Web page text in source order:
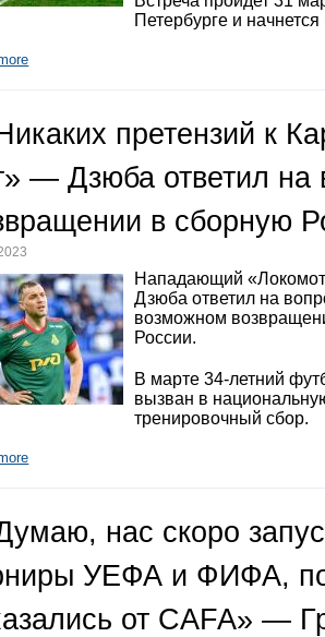
Петербурге и начнется
претензий к
— Дзюба ответил на
в сборную
Нападающий
Дзюба ответил на
возможном
России.
В марте 34-летний
вызван в
тренировочный сбор.
нас скоро
УЕФА и ФИФА,
от CAFA» —